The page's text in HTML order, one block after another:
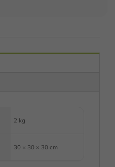
2 kg
30 × 30 × 30 cm